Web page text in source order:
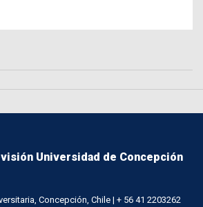
Universidad de Concepción
Concepción, Chile | + 56 41 2203262